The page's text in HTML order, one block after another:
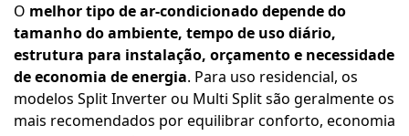
O melhor tipo de ar-condicionado depende do
tamanho do ambiente, tempo de uso diário,
estrutura para instalação, orçamento e necessidade
de economia de energia. Para uso residencial, os
modelos Split Inverter ou Multi Split são geralmente os
mais recomendados por equilibrar conforto, economia